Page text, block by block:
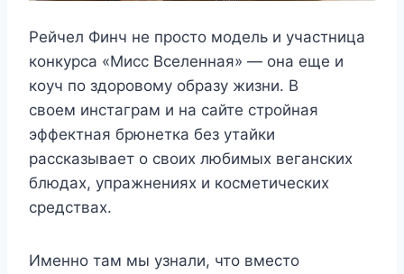
Рейчел Финч не просто модель и участница
конкурса «Мисс Вселенная» — она еще и
коуч по здоровому образу жизни. В
своем инстаграм и на сайте стройная
эффектная брюнетка без утайки
рассказывает о своих любимых веганских
блюдах, упражнениях и косметических
средствах.
Именно там мы узнали, что вместо